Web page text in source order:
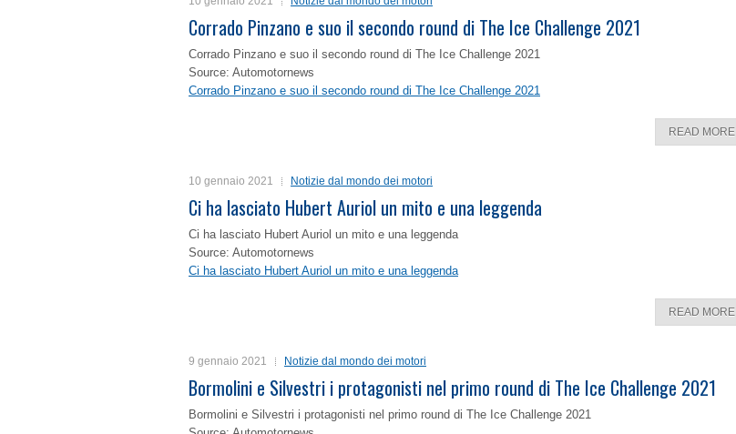
Corrado Pinzano e suo il secondo round di The Ice Challenge 2021
Corrado Pinzano e suo il secondo round di The Ice Challenge 2021
Source: Automotornews
Corrado Pinzano e suo il secondo round di The Ice Challenge 2021
READ MORE
10 gennaio 2021 Notizie dal mondo dei motori
Ci ha lasciato Hubert Auriol un mito e una leggenda
Ci ha lasciato Hubert Auriol un mito e una leggenda
Source: Automotornews
Ci ha lasciato Hubert Auriol un mito e una leggenda
READ MORE
9 gennaio 2021 Notizie dal mondo dei motori
Bormolini e Silvestri i protagonisti nel primo round di The Ice Challenge 2021
Bormolini e Silvestri i protagonisti nel primo round di The Ice Challenge 2021